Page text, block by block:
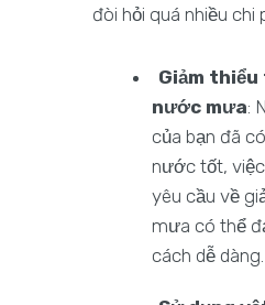
đòi hỏi quá nhiều chi
Giảm
nước mưa:
của bạn đã
nước tốt,
yêu cầu về
mưa có thể
cách dễ dàng.